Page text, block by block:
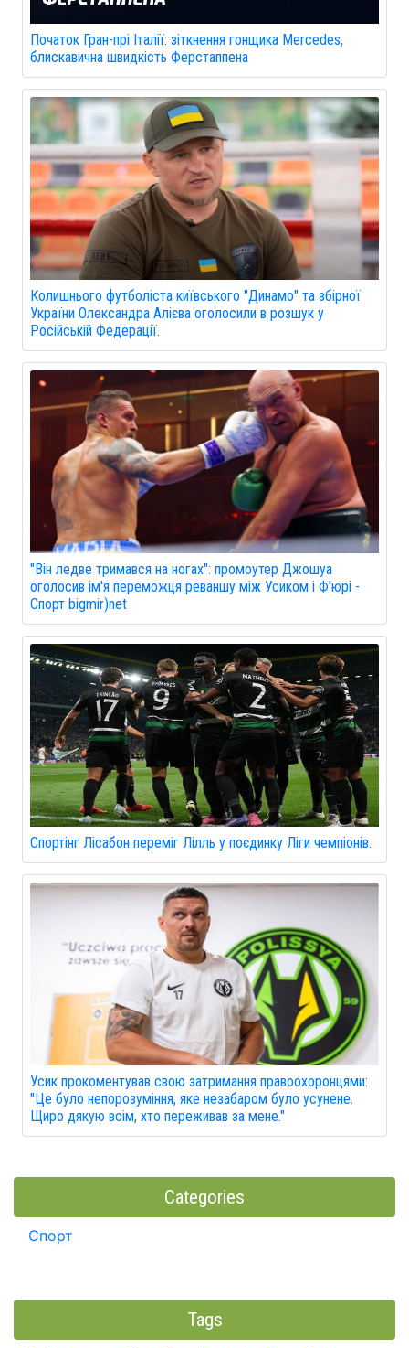
Початок Гран-прі Італії: зіткнення гонщика Mercedes,
блискавична швидкість Ферстаппена
Колишнього футболіста київського "Динамо" та збірної
України Олександра Алієва оголосили в розшук у
Російській Федерації.
"Він ледве тримався на ногах": промоутер Джошуа
оголосив ім'я переможця реваншу між Усиком і Ф'юрі -
Спорт bigmir)net
Спортінг Лісабон переміг Лілль у поєдинку Ліги чемпіонів.
Усик прокоментував свою затримання правоохоронцями:
"Це було непорозуміння, яке незабаром було усунене.
Щиро дякую всім, хто переживав за мене."
Categories
Спорт
Tags